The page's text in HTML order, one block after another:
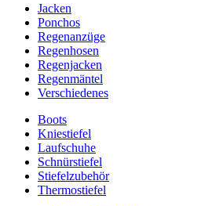
Jacken
Ponchos
Regenanzüge
Regenhosen
Regenjacken
Regenmäntel
Verschiedenes
Boots
Kniestiefel
Laufschuhe
Schnürstiefel
Stiefelzubehör
Thermostiefel